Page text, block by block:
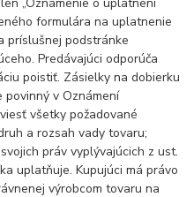
„Oznámenie o uplatnení
formulára na uplatnenie
príslušnej podstránke
Predávajúci odporúča
poistiť. Zásielky na dobierku
povinný v Oznámení
všetky požadované
a rozsah vady tovaru;
práv vyplývajúcich z ust.
uplatňuje. Kupujúci má právo
výrobcom tovaru na